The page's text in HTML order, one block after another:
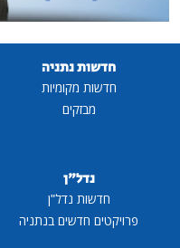
חדשות נתניה
חדשות מקומיות
חדשות נדל"ן
חדשים בנתניה